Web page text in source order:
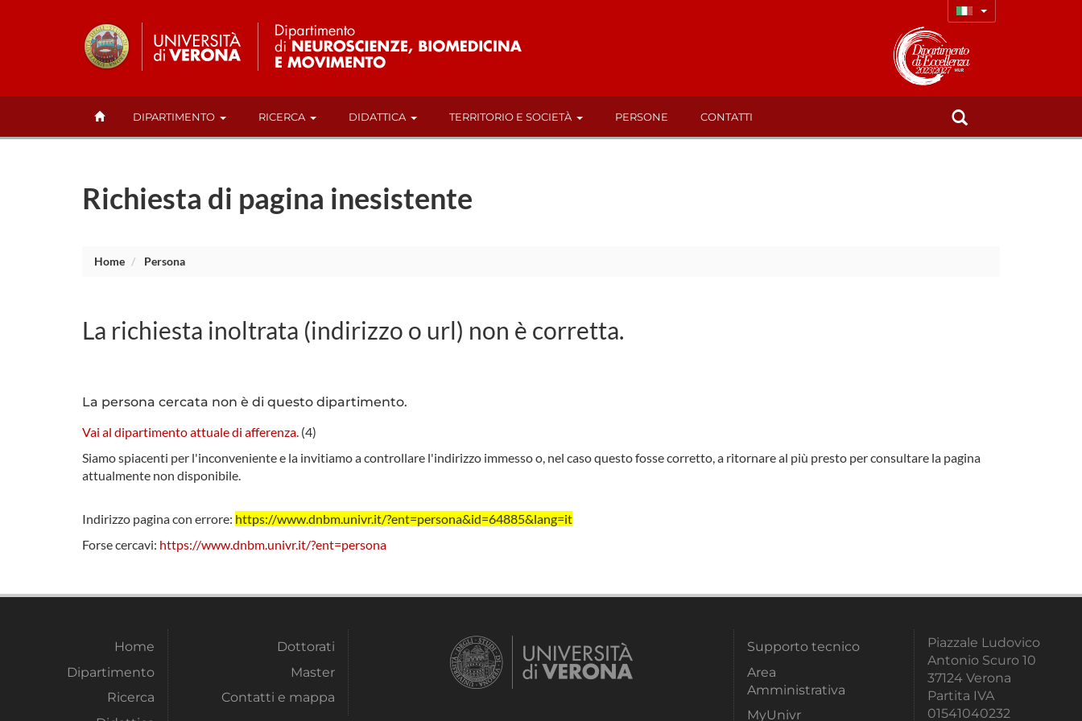
DIPARTIMENTO RICERCA DIDATTICA TERRITORIO E SOCIETÀ PERSONE CONTATTI
Richiesta di pagina inesistente
Home Persona
La richiesta inoltrata (indirizzo o url) non è corretta.
La persona cercata non è di questo dipartimento.
Vai al dipartimento attuale di afferenza. (4)
Siamo spiacenti per l'inconveniente e la invitiamo a controllare l'indirizzo immesso o, nel caso questo fosse corretto, a ritornare al più presto per consultare la pagina
attualmente non disponibile.
Indirizzo pagina con errore: https://www.dnbm.univr.it/?ent=persona&id=64885&lang=it
Forse cercavi: https://www.dnbm.univr.it/?ent=persona
Home
Dipartimento
Ricerca
Dottorati
Master
Contatti e mappa
Supporto tecnico
Area
Amministrativa
MyUnivr
Piazzale Ludovico
Antonio Scuro 10
37124 Verona
Partita IVA
01541040232